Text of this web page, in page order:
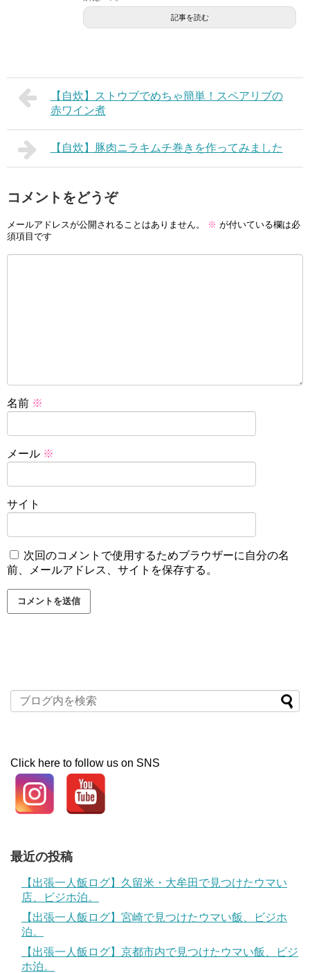
記事を読む
【自炊】ストウブでめちゃ簡単！スペアリブの
赤ワイン煮
【自炊】豚肉ニラキムチ巻きを作ってみました
コメントをどうぞ
メールアドレスが公開されることはありません。 ※ が付いている欄は必
須項目です
名前 ※
メール ※
サイト
次回のコメントで使用するためブラウザーに自分の名
前、メールアドレス、サイトを保存する。
Click here to follow us on SNS
最近の投稿
【出張一人飯ログ】久留米・大牟田で見つけたウマい
店、ビジホ泊。
【出張一人飯ログ】宮崎で見つけたウマい飯、ビジホ
泊。
【出張一人飯ログ】京都市内で見つけたウマい飯、ビジ
ホ泊。